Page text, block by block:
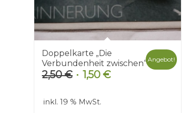
Doppelkarte „Die
Verbundenheit zwischen“
2,50€ Ursprünglicher
war:
1,50 €Aktueller
Angebot!
inkl. 19 % MwSt.